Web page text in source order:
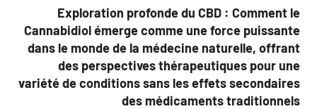
Exploration profonde du CBD : Comment le
Cannabidiol émerge comme une force puissante
dans le monde de la médecine naturelle, offrant
des perspectives thérapeutiques pour une
variété de conditions sans les effets secondaires
des médicaments traditionnels